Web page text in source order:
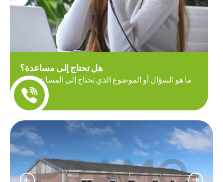
هل تحتاج إلى مساعدة؟
ما هو السؤال أو الموضوع الذي تحتاج إلى المساعدة فيه
اليوم؟